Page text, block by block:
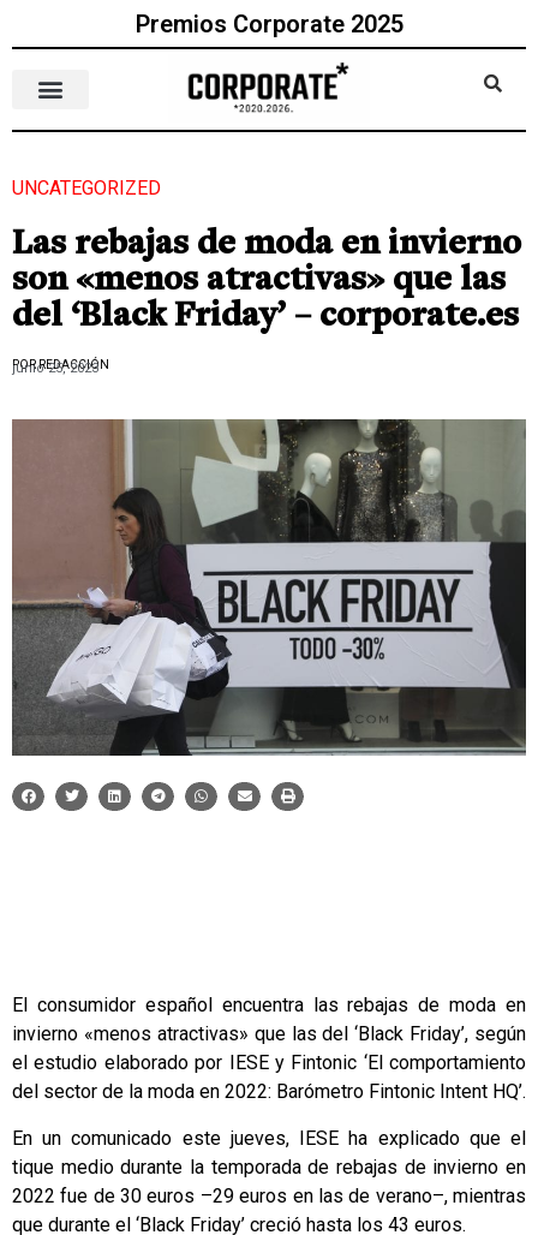
Premios Corporate 2025
UNCATEGORIZED
Las rebajas de moda en invierno
son «menos atractivas» que las
del ‘Black Friday’ – corporate.es
POR REDACCIÓN
junio 25, 2023
El consumidor español encuentra las rebajas de moda en
invierno «menos atractivas» que las del ‘Black Friday’, según
el estudio elaborado por IESE y Fintonic ‘El comportamiento
del sector de la moda en 2022: Barómetro Fintonic Intent HQ’.
En un comunicado este jueves, IESE ha explicado que el
tique medio durante la temporada de rebajas de invierno en
2022 fue de 30 euros –29 euros en las de verano–, mientras
que durante el ‘Black Friday’ creció hasta los 43 euros.